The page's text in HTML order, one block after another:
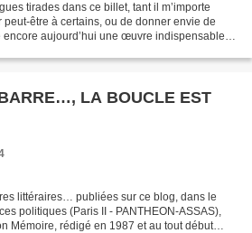
tirades dans ce billet, tant il m’importe
être à certains, ou de donner envie de
encore aujourd’hui une œuvre indispensable à
LA BOUCLE EST
littéraires… publiées sur ce blog, dans le
politiques (Paris II - PANTHEON-ASSAS),
Mémoire, rédigé en 1987 et au tout début